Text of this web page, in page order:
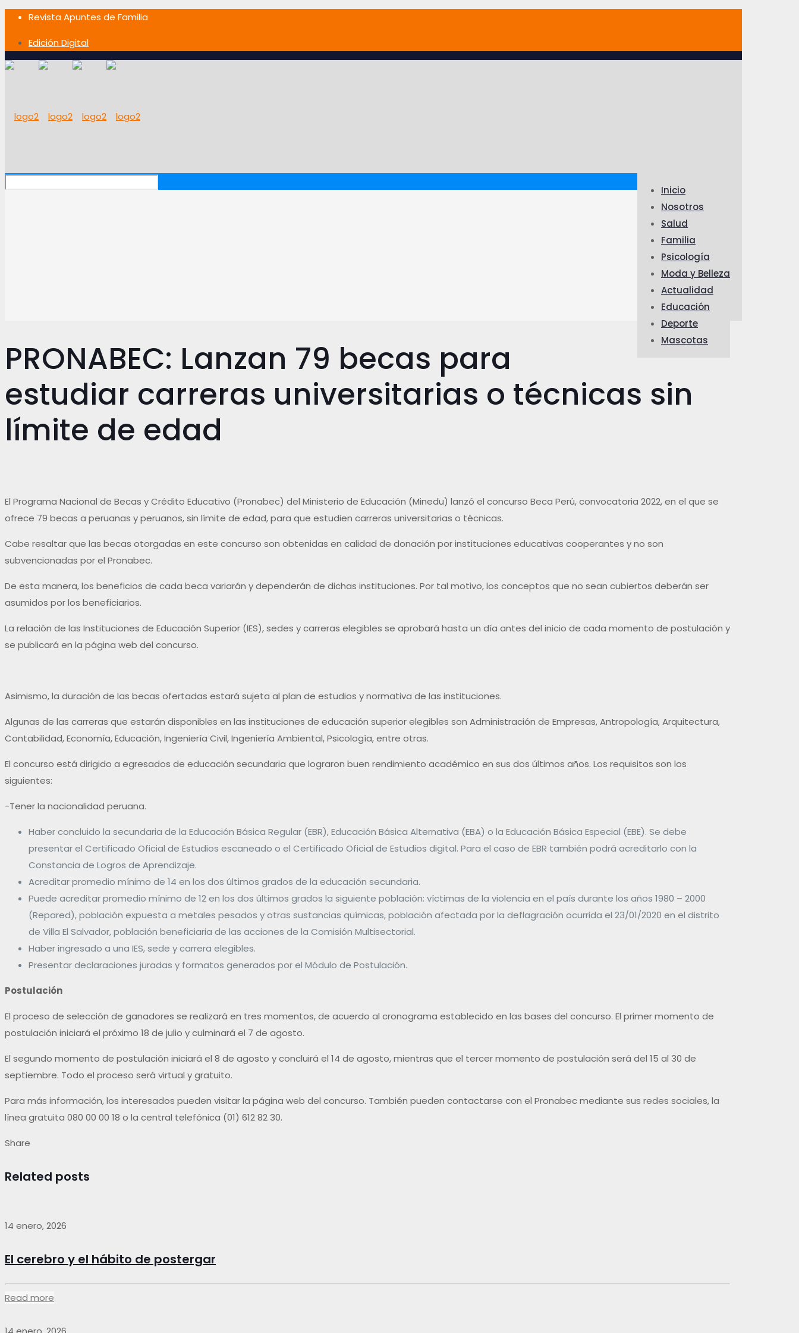
Revista Apuntes de Familia
Edición Digital
Inicio
Nosotros
Salud
Familia
Psicología
Moda y Belleza
Actualidad
Educación
Deporte
Mascotas
PRONABEC: Lanzan 79 becas para
estudiar carreras universitarias o técnicas sin
límite de edad
El Programa Nacional de Becas y Crédito Educativo (Pronabec) del Ministerio de Educación (Minedu) lanzó el concurso Beca Perú, convocatoria 2022, en el que se
ofrece 79 becas a peruanas y peruanos, sin límite de edad, para que estudien carreras universitarias o técnicas.
Cabe resaltar que las becas otorgadas en este concurso son obtenidas en calidad de donación por instituciones educativas cooperantes y no son
subvencionadas por el Pronabec.
De esta manera, los beneficios de cada beca variarán y dependerán de dichas instituciones. Por tal motivo, los conceptos que no sean cubiertos deberán ser
asumidos por los beneficiarios.
La relación de las Instituciones de Educación Superior (IES), sedes y carreras elegibles se aprobará hasta un día antes del inicio de cada momento de postulación y
se publicará en la página web del concurso.
Asimismo, la duración de las becas ofertadas estará sujeta al plan de estudios y normativa de las instituciones.
Algunas de las carreras que estarán disponibles en las instituciones de educación superior elegibles son Administración de Empresas, Antropología, Arquitectura,
Contabilidad, Economía, Educación, Ingeniería Civil, Ingeniería Ambiental, Psicología, entre otras.
El concurso está dirigido a egresados de educación secundaria que lograron buen rendimiento académico en sus dos últimos años. Los requisitos son los
siguientes:
-Tener la nacionalidad peruana.
Haber concluido la secundaria de la Educación Básica Regular (EBR), Educación Básica Alternativa (EBA) o la Educación Básica Especial (EBE). Se debe
presentar el Certificado Oficial de Estudios escaneado o el Certificado Oficial de Estudios digital. Para el caso de EBR también podrá acreditarlo con la
Constancia de Logros de Aprendizaje.
Acreditar promedio mínimo de 14 en los dos últimos grados de la educación secundaria.
Puede acreditar promedio mínimo de 12 en los dos últimos grados la siguiente población: víctimas de la violencia en el país durante los años 1980 – 2000
(Repared), población expuesta a metales pesados y otras sustancias químicas, población afectada por la deflagración ocurrida el 23/01/2020 en el distrito
de Villa El Salvador, población beneficiaria de las acciones de la Comisión Multisectorial.
Haber ingresado a una IES, sede y carrera elegibles.
Presentar declaraciones juradas y formatos generados por el Módulo de Postulación.
Postulación
El proceso de selección de ganadores se realizará en tres momentos, de acuerdo al cronograma establecido en las bases del concurso. El primer momento de
postulación iniciará el próximo 18 de julio y culminará el 7 de agosto.
El segundo momento de postulación iniciará el 8 de agosto y concluirá el 14 de agosto, mientras que el tercer momento de postulación será del 15 al 30 de
septiembre. Todo el proceso será virtual y gratuito.
Para más información, los interesados pueden visitar la página web del concurso. También pueden contactarse con el Pronabec mediante sus redes sociales, la
línea gratuita 080 00 00 18 o la central telefónica (01) 612 82 30.
Share
Related posts
14 enero, 2026
El cerebro y el hábito de postergar
Read more